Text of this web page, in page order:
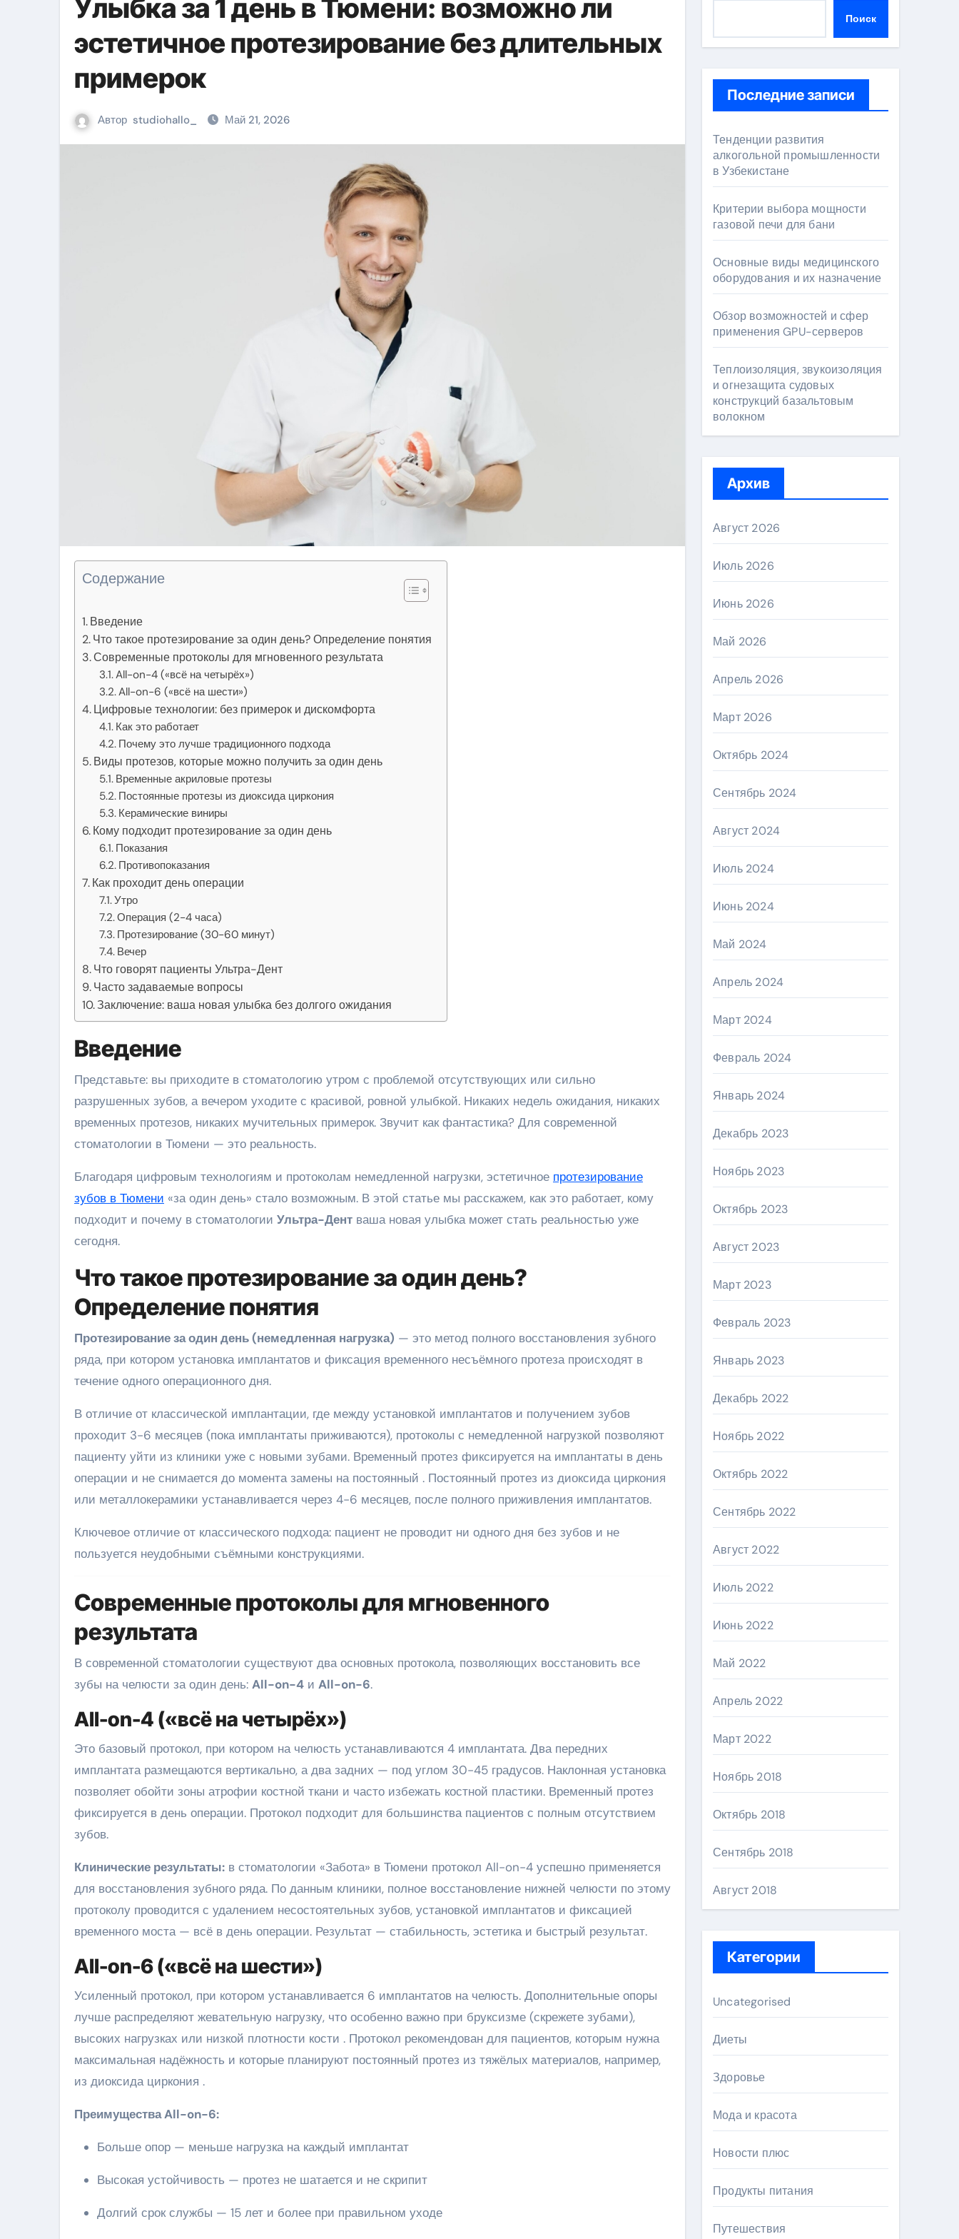
Улыбка за 1 день в Тюмени: возможно ли
эстетичное протезирование без длительных
примерок
Автор studiohallo_ Май 21, 2026
Содержание
Введение
Что такое протезирование за один день? Определение понятия
Современные протоколы для мгновенного результата
All-on-4 («всё на четырёх»)
All-on-6 («всё на шести»)
Цифровые технологии: без примерок и дискомфорта
Как это работает
Почему это лучше традиционного подхода
Виды протезов, которые можно получить за один день
Временные акриловые протезы
Постоянные протезы из диоксида циркония
Керамические виниры
Кому подходит протезирование за один день
Показания
Противопоказания
Как проходит день операции
Утро
Операция (2-4 часа)
Протезирование (30-60 минут)
Вечер
Что говорят пациенты Ультра-Дент
Часто задаваемые вопросы
Заключение: ваша новая улыбка без долгого ожидания
Введение
Представьте: вы приходите в стоматологию утром с проблемой отсутствующих или сильно
разрушенных зубов, а вечером уходите с красивой, ровной улыбкой. Никаких недель ожидания, никаких
временных протезов, никаких мучительных примерок. Звучит как фантастика? Для современной
стоматологии в Тюмени — это реальность.
Благодаря цифровым технологиям и протоколам немедленной нагрузки, эстетичное протезирование
зубов в Тюмени «за один день» стало возможным. В этой статье мы расскажем, как это работает, кому
подходит и почему в стоматологии Ультра-Дент ваша новая улыбка может стать реальностью уже
сегодня.
Что такое протезирование за один день?
Определение понятия
Протезирование за один день (немедленная нагрузка) — это метод полного восстановления зубного
ряда, при котором установка имплантатов и фиксация временного несъёмного протеза происходят в
течение одного операционного дня.
В отличие от классической имплантации, где между установкой имплантатов и получением зубов
проходит 3-6 месяцев (пока имплантаты приживаются), протоколы с немедленной нагрузкой позволяют
пациенту уйти из клиники уже с новыми зубами. Временный протез фиксируется на имплантаты в день
операции и не снимается до момента замены на постоянный . Постоянный протез из диоксида циркония
или металлокерамики устанавливается через 4-6 месяцев, после полного приживления имплантатов.
Ключевое отличие от классического подхода: пациент не проводит ни одного дня без зубов и не
пользуется неудобными съёмными конструкциями.
Современные протоколы для мгновенного
результата
В современной стоматологии существуют два основных протокола, позволяющих восстановить все
зубы на челюсти за один день: All-on-4 и All-on-6.
All-on-4 («всё на четырёх»)
Это базовый протокол, при котором на челюсть устанавливаются 4 имплантата. Два передних
имплантата размещаются вертикально, а два задних — под углом 30-45 градусов. Наклонная установка
позволяет обойти зоны атрофии костной ткани и часто избежать костной пластики. Временный протез
фиксируется в день операции. Протокол подходит для большинства пациентов с полным отсутствием
зубов.
Клинические результаты: в стоматологии «Забота» в Тюмени протокол All-on-4 успешно применяется
для восстановления зубного ряда. По данным клиники, полное восстановление нижней челюсти по этому
протоколу проводится с удалением несостоятельных зубов, установкой имплантатов и фиксацией
временного моста — всё в день операции. Результат — стабильность, эстетика и быстрый результат.
All-on-6 («всё на шести»)
Усиленный протокол, при котором устанавливается 6 имплантатов на челюсть. Дополнительные опоры
лучше распределяют жевательную нагрузку, что особенно важно при бруксизме (скрежете зубами),
высоких нагрузках или низкой плотности кости . Протокол рекомендован для пациентов, которым нужна
максимальная надёжность и которые планируют постоянный протез из тяжёлых материалов, например,
из диоксида циркония .
Преимущества All-on-6:
Больше опор — меньше нагрузка на каждый имплантат
Высокая устойчивость — протез не шатается и не скрипит
Долгий срок службы — 15 лет и более при правильном уходе
Поиск
Последние записи
Тенденции развития
алкогольной промышленности
в Узбекистане
Критерии выбора мощности
газовой печи для бани
Основные виды медицинского
оборудования и их назначение
Обзор возможностей и сфер
применения GPU-серверов
Теплоизоляция, звукоизоляция
и огнезащита судовых
конструкций базальтовым
волокном
Архив
Август 2026
Июль 2026
Июнь 2026
Май 2026
Апрель 2026
Март 2026
Октябрь 2024
Сентябрь 2024
Август 2024
Июль 2024
Июнь 2024
Май 2024
Апрель 2024
Март 2024
Февраль 2024
Январь 2024
Декабрь 2023
Ноябрь 2023
Октябрь 2023
Август 2023
Март 2023
Февраль 2023
Январь 2023
Декабрь 2022
Ноябрь 2022
Октябрь 2022
Сентябрь 2022
Август 2022
Июль 2022
Июнь 2022
Май 2022
Апрель 2022
Март 2022
Ноябрь 2018
Октябрь 2018
Сентябрь 2018
Август 2018
Категории
Uncategorised
Диеты
Здоровье
Мода и красота
Новости плюс
Продукты питания
Путешествия